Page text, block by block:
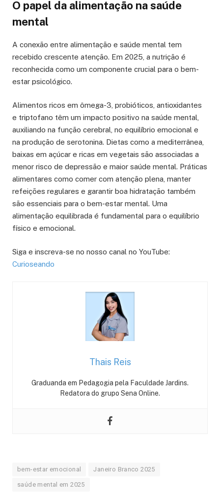
O papel da alimentação na saúde
mental
A conexão entre alimentação e saúde mental tem
recebido crescente atenção. Em 2025, a nutrição é
reconhecida como um componente crucial para o bem-
estar psicológico.
Alimentos ricos em ômega-3, probióticos, antioxidantes
e triptofano têm um impacto positivo na saúde mental,
auxiliando na função cerebral, no equilíbrio emocional e
na produção de serotonina. Dietas como a mediterrânea,
baixas em açúcar e ricas em vegetais são associadas a
menor risco de depressão e maior saúde mental. Práticas
alimentares como comer com atenção plena, manter
refeições regulares e garantir boa hidratação também
são essenciais para o bem-estar mental. Uma
alimentação equilibrada é fundamental para o equilíbrio
físico e emocional.
Siga e inscreva-se no nosso canal no YouTube:
Curioseando
Thais Reis
Graduanda em Pedagogia pela Faculdade Jardins.
Redatora do grupo Sena Online.
bem-estar emocional Janeiro Branco 2025
saúde mental em 2025